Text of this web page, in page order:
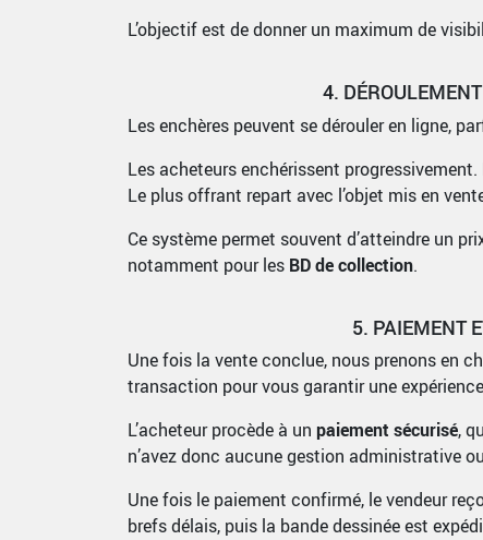
L’objectif est de donner un maximum de
4.
Les enchères peuvent se dérouler en ligne,
Les acheteurs enchérissent
Le plus offrant repart avec l’objet mis en
Ce système permet souvent d’atteindre un
notamment pour les BD de collection.
5. PAIEMENT
Une fois la vente conclue, nous prenons en
transaction pour vous garantir une
L’acheteur procède à un paiement sécurisé,
n’avez donc aucune gestion administrative
Une fois le paiement confirmé, le vendeur
brefs délais, puis la bande dessinée est